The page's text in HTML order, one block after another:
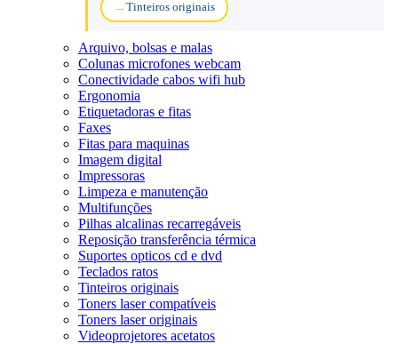
Tinteiros originais
Arquivo, bolsas e malas
Colunas microfones webcam
Conectividade cabos wifi hub
Ergonomia
Etiquetadoras e fitas
Faxes
Fitas para maquinas
Imagem digital
Impressoras
Limpeza e manutenção
Multifunções
Pilhas alcalinas recarregáveis
Reposição transferência térmica
Suportes opticos cd e dvd
Teclados ratos
Tinteiros originais
Toners laser compatíveis
Toners laser originais
Videoprojetores acetatos